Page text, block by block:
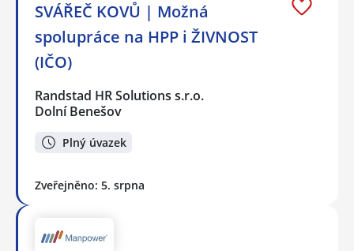
SVÁŘEČ KOVŮ | Možná
spolupráce na HPP i ŽIVNOST
(IČO)
Randstad HR Solutions s.r.o.
Dolní Benešov
Plný úvazek
Zveřejněno: 5. srpna